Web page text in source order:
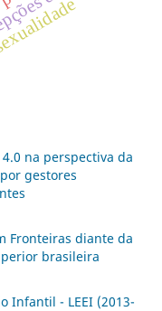
na perspectiva da
gestores
Fronteiras diante da
brasileira
Infantil - LEEI (2013-